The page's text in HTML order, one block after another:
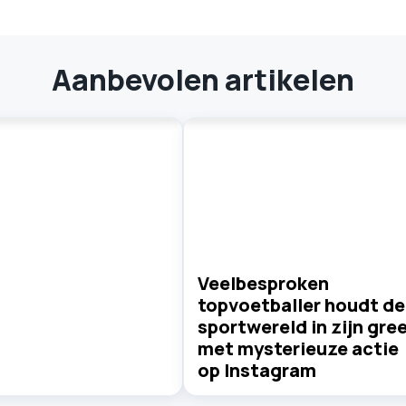
Aanbevolen artikelen
Veelbesproken
topvoetballer houdt de
sportwereld in zijn
met mysterieuze actie
op Instagram